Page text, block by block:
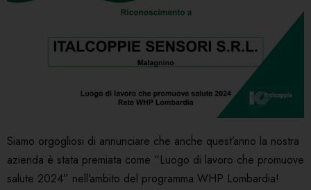
Siamo orgogliosi di annunciare che anche quest’anno la nostra
azienda è stata premiata come “Luogo di lavoro che promuove
salute 2024” nell’ambito del programma WHP Lombardia!